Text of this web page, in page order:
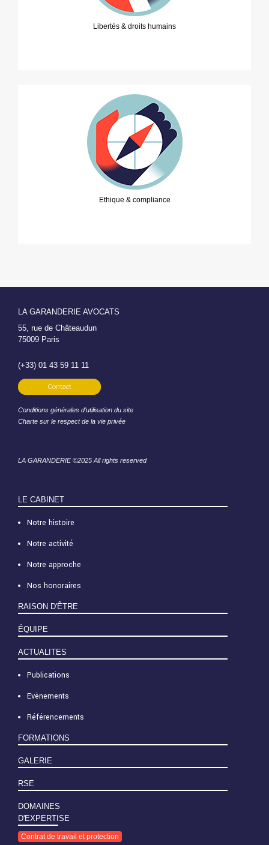
Libertés & droits humains
Ethique & compliance
LA GARANDERIE AVOCATS
55, rue de Châteaudun
75009 Paris
(+33) 01 43 59 11 11
Contact
Conditions générales d’utilisation du site
Charte sur le respect de la vie privée
LA GARANDERIE ©2025 All rights reserved
LE CABINET
Notre histoire
Notre activité
Notre approche
Nos honoraires
RAISON D'ÊTRE
ÉQUIPE
ACTUALITES
Publications
Evènements
Référencements
FORMATIONS
GALERIE
RSE
DOMAINES
D'EXPERTISE
Contrat de travail et protection